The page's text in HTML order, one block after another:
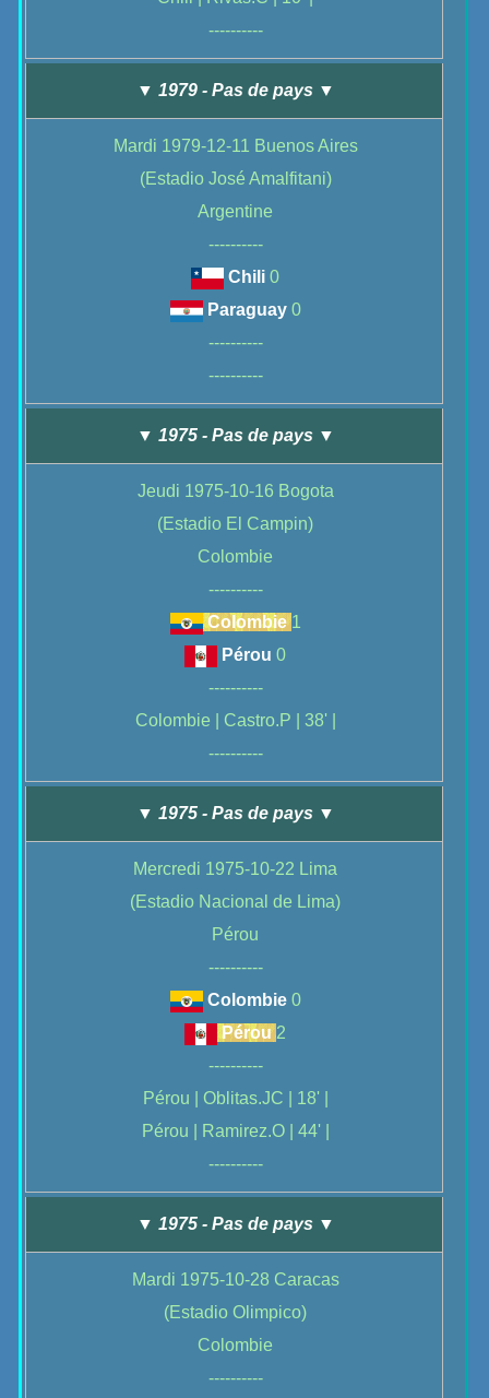
----------
▼ 1979 - Pas de pays ▼
Mardi 1979-12-11 Buenos Aires
(Estadio José Amalfitani)
Argentine
----------
Chili0
Paraguay 0
----------
----------
▼ 1975 - Pas de pays ▼
Jeudi 1975-10-16 Bogota
(Estadio El Campin)
Colombie
----------
Colombie 1
Pérou0
----------
Colombie | Castro.P | 38' |
----------
▼ 1975 - Pas de pays ▼
Mercredi 1975-10-22 Lima
(Estadio Nacional de Lima)
Pérou
----------
Colombie 0
Pérou 2
----------
Pérou | Oblitas.JC | 18' |
Pérou | Ramirez.O | 44' |
----------
▼ 1975 - Pas de pays ▼
Mardi 1975-10-28 Caracas
(Estadio Olimpico)
Colombie
----------